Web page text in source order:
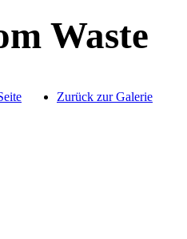
Waste
Zurück zur Galerie